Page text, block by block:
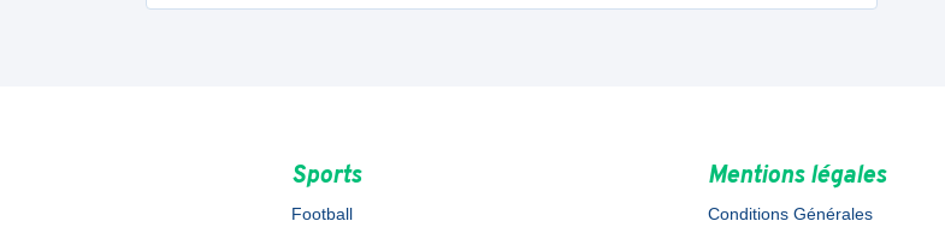
Sports
Football
Mentions légales
Conditions Générales